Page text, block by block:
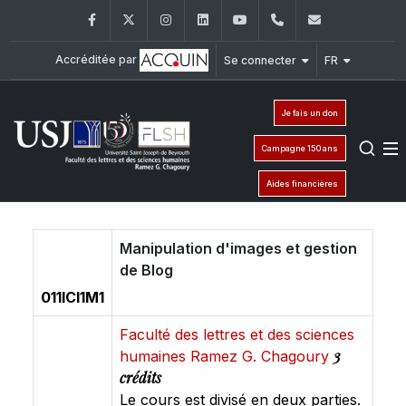
FacebookTwitter InstagramLinkedInYouTube+961 (1) 421 000
Accréditée par Se connecter FR
Je fais un don
Campagne 150 ans
Aides financières
011ICI1M1
Manipulation d'images et gestion
de Blog
Faculté des lettres et des sciences
humaines Ramez G. Chagoury 3
crédits
Le cours est divisé en deux parties.